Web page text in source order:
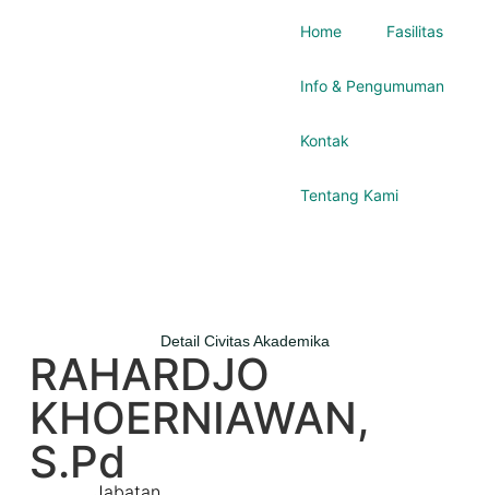
Home Fasilitas
Info & Pengumuman
Kontak
Tentang Kami
Detail Civitas Akademika
RAHARDJO
KHOERNIAWAN,
S.Pd